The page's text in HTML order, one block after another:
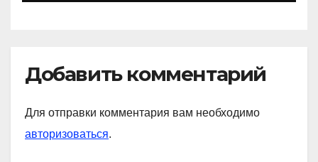
Добавить комментарий
Для отправки комментария вам необходимо
авторизоваться.